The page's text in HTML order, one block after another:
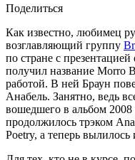
Поделиться
Как известно, любимец
возглавляющий группу
по стране с
получил название Morro
работой. В ней Браун
Анабель. Занятно, ведь
вошедшего в альбом 2008
продолжилось трэком
Poetry, а теперь